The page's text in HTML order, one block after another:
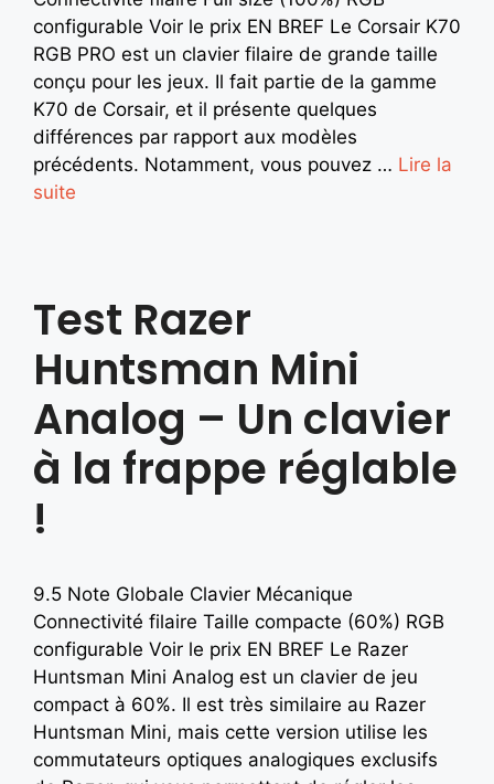
configurable Voir le prix EN BREF Le Corsair K70
RGB PRO est un clavier filaire de grande taille
conçu pour les jeux. Il fait partie de la gamme
K70 de Corsair, et il présente quelques
différences par rapport aux modèles
précédents. Notamment, vous pouvez … Lire la
suite
Test Razer
Huntsman Mini
Analog – Un clavier
à la frappe réglable
!
9.5 Note Globale Clavier Mécanique
Connectivité filaire Taille compacte (60%) RGB
configurable Voir le prix EN BREF Le Razer
Huntsman Mini Analog est un clavier de jeu
compact à 60%. Il est très similaire au Razer
Huntsman Mini, mais cette version utilise les
commutateurs optiques analogiques exclusifs